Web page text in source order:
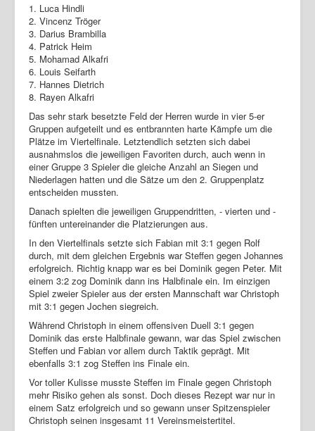
1. Luca Hindli
2. Vincenz Tröger
3. Darius Brambilla
4. Patrick Heim
5. Mohamad Alkafri
6. Louis Seifarth
7. Hannes Dietrich
8. Rayen Alkafri
Das sehr stark besetzte Feld der Herren wurde in vier 5-er
Gruppen aufgeteilt und es entbrannten harte Kämpfe um die
Plätze im Viertelfinale. Letztendlich setzten sich dabei
ausnahmslos die jeweiligen Favoriten durch, auch wenn in
einer Gruppe 3 Spieler die gleiche Anzahl an Siegen und
Niederlagen hatten und die Sätze um den 2. Gruppenplatz
entscheiden mussten.
Danach spielten die jeweiligen Gruppendritten, - vierten und -
fünften untereinander die Platzierungen aus.
In den Viertelfinals setzte sich Fabian mit 3:1 gegen Rolf
durch, mit dem gleichen Ergebnis war Steffen gegen Johannes
erfolgreich. Richtig knapp war es bei Dominik gegen Peter. Mit
einem 3:2 zog Dominik dann ins Halbfinale ein. Im einzigen
Spiel zweier Spieler aus der ersten Mannschaft war Christoph
mit 3:1 gegen Jochen siegreich.
Während Christoph in einem offensiven Duell 3:1 gegen
Dominik das erste Halbfinale gewann, war das Spiel zwischen
Steffen und Fabian vor allem durch Taktik geprägt. Mit
ebenfalls 3:1 zog Steffen ins Finale ein.
Vor toller Kulisse musste Steffen im Finale gegen Christoph
mehr Risiko gehen als sonst. Doch dieses Rezept war nur in
einem Satz erfolgreich und so gewann unser Spitzenspieler
Christoph seinen insgesamt 11 Vereinsmeistertitel.